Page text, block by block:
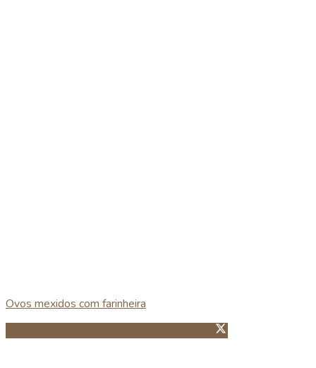
Ovos mexidos com farinheira
Guardar no Pinterest